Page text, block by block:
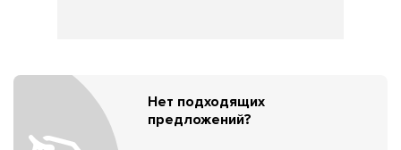
Нет подходящих
предложений?